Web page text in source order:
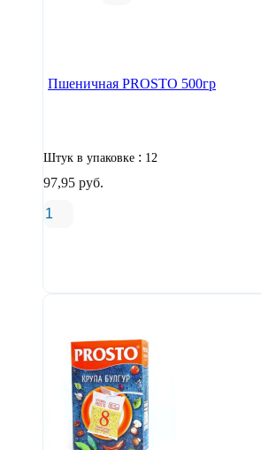
Пшеничная PROSTO 500гр
Штук в упаковке : 12
97,95 руб.